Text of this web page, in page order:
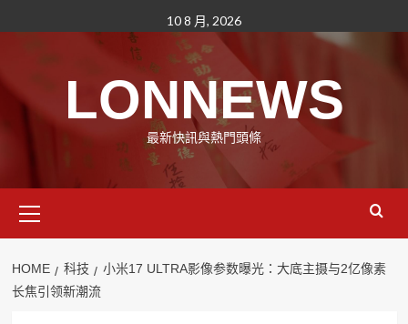
to
10 8 月, 2026
LONNEWS
最新快訊與熱門頭條
Menu
HOME 科技
小米17 ULTRA影像参数曝光：大底主摄与2亿像素
长焦引领新潮流